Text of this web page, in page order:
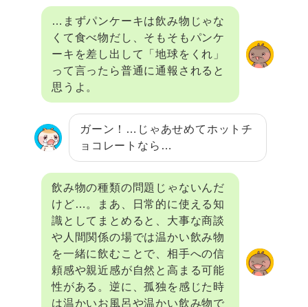
…まずパンケーキは飲み物じゃな
くて食べ物だし、そもそもパンケ
ーキを差し出して「地球をくれ」
って言ったら普通に通報されると
思うよ。
ガーン！…じゃあせめてホットチ
ョコレートなら…
飲み物の種類の問題じゃないんだ
けど…。まあ、日常的に使える知
識としてまとめると、大事な商談
や人間関係の場では温かい飲み物
を一緒に飲むことで、相手への信
頼感や親近感が自然と高まる可能
性がある。逆に、孤独を感じた時
は温かいお風呂や温かい飲み物で